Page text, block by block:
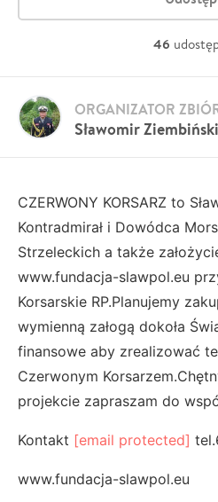
46
Sławomir Ziembiński
ORGANIZATOR
CZERWONY KORSARZ to
Kontradmirał i Dowódca
Strzeleckich a także
www.fundacja-slawpol.eu
Korsarskie RP.Planujemy
wymienną załogą dokoła
finansowe aby zrealizować
Czerwonym
projekcie zapraszam do
Kontakt [email protected]
www.fundacja-slawpol.eu